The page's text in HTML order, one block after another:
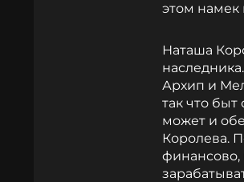
этом намек
Наташа
Архип и
так что
может и
Королева.
финансово,